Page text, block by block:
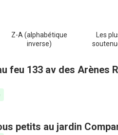
Z-A (alphabétique
inverse)
Les
feu 133 av des Arènes
petits au jardin